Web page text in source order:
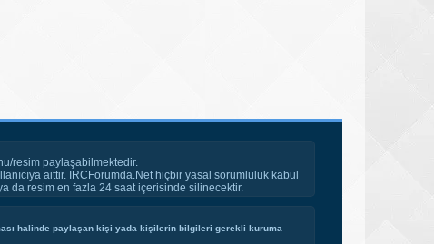
resim paylaşabilmektedir.
aittir. IRCForumda.Net hiçbir yasal sorumluluk kabul
da resim en fazla 24 saat içerisinde silinecektir.
halinde paylaşan kişi yada kişilerin bilgileri gerekli kuruma